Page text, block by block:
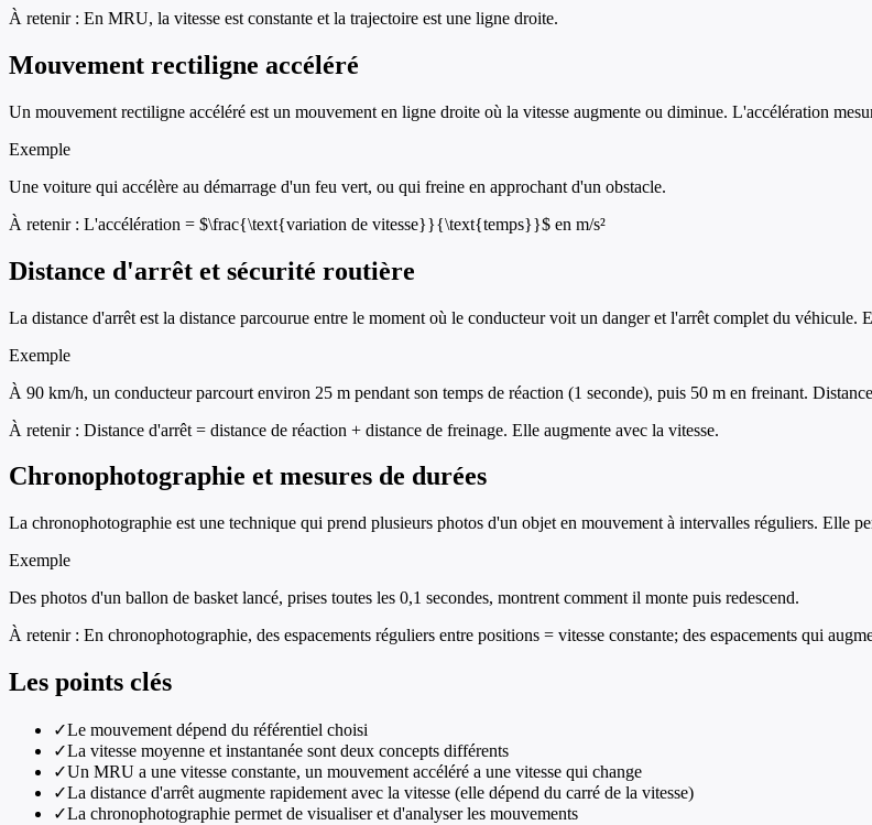
À retenir : En MRU, la vitesse est constante et la trajectoire est une ligne droite.
Mouvement rectiligne accéléré
Un mouvement rectiligne accéléré est un mouvement en ligne droite où la vitesse augmente ou diminue. L'accélération
Exemple
Une voiture qui accélère au démarrage d'un feu vert, ou qui freine en approchant d'un obstacle.
À retenir : L'accélération = $\frac{\text{variation de vitesse}}{\text{temps}}$ en m/s²
Distance d'arrêt et sécurité routière
La distance d'arrêt est la distance parcourue entre le moment où le conducteur voit un danger et l'arrêt complet du véhicule.
Exemple
À 90 km/h, un conducteur parcourt environ 25 m pendant son temps de réaction (1 seconde), puis 50 m en freinant.
À retenir : Distance d'arrêt = distance de réaction + distance de freinage. Elle augmente avec la vitesse.
Chronophotographie et mesures de durées
La chronophotographie est une technique qui prend plusieurs photos d'un objet en mouvement à intervalles réguliers. Elle
Exemple
Des photos d'un ballon de basket lancé, prises toutes les 0,1 secondes, montrent comment il monte puis redescend.
À retenir : En chronophotographie, des espacements réguliers entre positions = vitesse constante; des espacements qui
Les points clés
✓Le mouvement dépend du référentiel choisi
✓La vitesse moyenne et instantanée sont deux concepts différents
✓Un MRU a une vitesse constante, un mouvement accéléré a une vitesse qui change
✓La distance d'arrêt augmente rapidement avec la vitesse (elle dépend du carré de la vitesse)
✓La chronophotographie permet de visualiser et d'analyser les mouvements